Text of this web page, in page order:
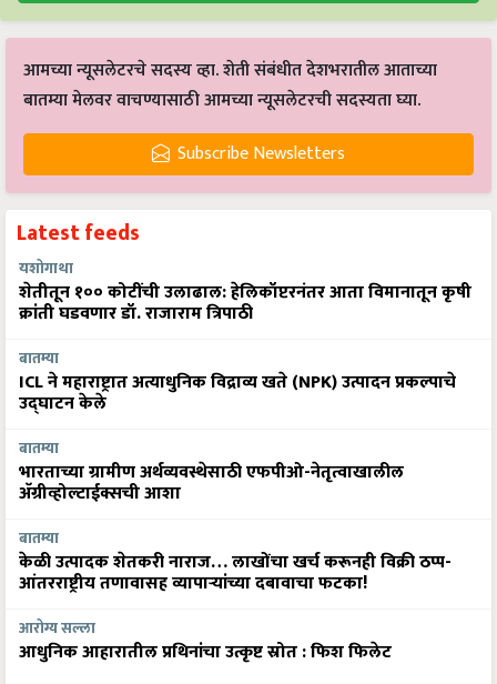
आमच्या न्यूसलेटरचे सदस्य व्हा. शेती संबंधीत देशभरातील आताच्या
बातम्या मेलवर वाचण्यासाठी आमच्या न्यूसलेटरची सदस्यता घ्या.
Subscribe Newsletters
Latest feeds
यशोगाथा
शेतीतून १०० कोटींची उलाढाल: हेलिकॉप्टरनंतर आता विमानातून कृषी
क्रांती घडवणार डॉ. राजाराम त्रिपाठी
बातम्या
ICL ने महाराष्ट्रात अत्याधुनिक विद्राव्य खते (NPK) उत्पादन प्रकल्पाचे
उद्घाटन केले
बातम्या
भारताच्या ग्रामीण अर्थव्यवस्थेसाठी एफपीओ-नेतृत्वाखालील
अ‍ॅग्रीव्होल्टाईक्सची आशा
बातम्या
केळी उत्पादक शेतकरी नाराज… लाखोंचा खर्च करूनही विक्री ठप्प-
आंतरराष्ट्रीय तणावासह व्यापाऱ्यांच्या दबावाचा फटका!
आरोग्य सल्ला
आधुनिक आहारातील प्रथिनांचा उत्कृष्ट स्रोत : फिश फिलेट